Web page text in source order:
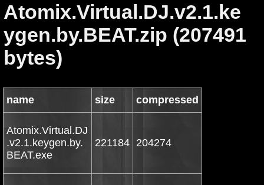
Atomix.Virtual.DJ.v2.1.ke
ygen.by.BEAT.zip (207491
bytes)
name size compressed
Atomix.Virtual.DJ
.v2.1.keygen.by.
BEAT.exe
221184 204274